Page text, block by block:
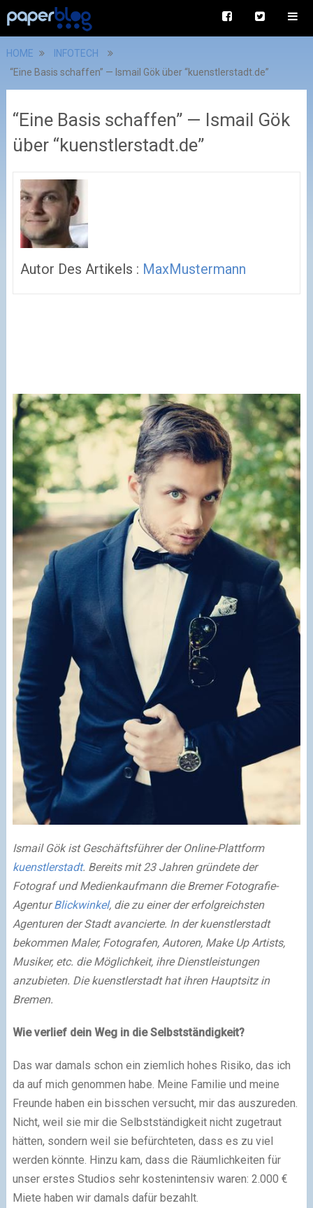
HOME
INFOTECH
“Eine Basis schaffen” — Ismail Gök über “kuenstlerstadt.de”
“Eine Basis schaffen” — Ismail Gök
über “kuenstlerstadt.de”
Autor Des Artikels : MaxMustermann
Ismail Gök ist Geschäftsführer der Online-Plattform
kuenstlerstadt. Bereits mit 23 Jahren gründete der
Fotograf und Medienkaufmann die Bremer Fotografie-
AgenturBlickwinkel, die zu einer der erfolgreichsten
Agenturen der Stadt avancierte. In der kuenstlerstadt
bekommen Maler, Fotografen, Autoren, Make Up Artists,
Musiker, etc. die Möglichkeit, ihre Dienstleistungen
anzubieten. Die kuenstlerstadt hat ihren Hauptsitz in
Bremen.
Wie verlief dein Weg in die Selbstständigkeit?
Das war damals schon ein ziemlich hohes Risiko, das ich
da auf mich genommen habe. Meine Familie und meine
Freunde haben ein bisschen versucht, mir das auszureden.
Nicht, weil sie mir die Selbstständigkeit nicht zugetraut
hätten, sondern weil sie befürchteten, dass es zu viel
werden könnte. Hinzu kam, dass die Räumlichkeiten für
unser erstes Studios sehr kostenintensiv waren: 2.000 €
Miete haben wir damals dafür bezahlt.